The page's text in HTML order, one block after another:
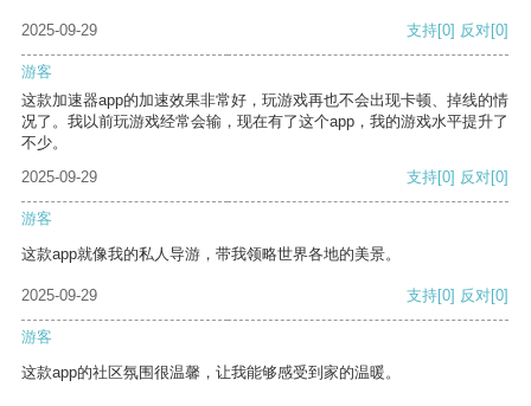
2025-09-29 支持[0] 反对[0]
游客
这款加速器app的加速效果非常好，玩游戏再也不会出现卡顿、掉线的情
况了。我以前玩游戏经常会输，现在有了这个app，我的游戏水平提升了
不少。
2025-09-29
支持[0] 反对[0]
游客
这款app就像我的私人导游，带我领略世界各地的美景。
2025-09-29 支持[0] 反对[0]
游客
这款app的社区氛围很温馨，让我能够感受到家的温暖。